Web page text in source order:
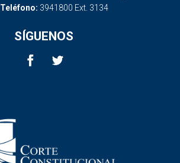
Teléfono: 3941800 Ext. 3134
SÍGUENOS